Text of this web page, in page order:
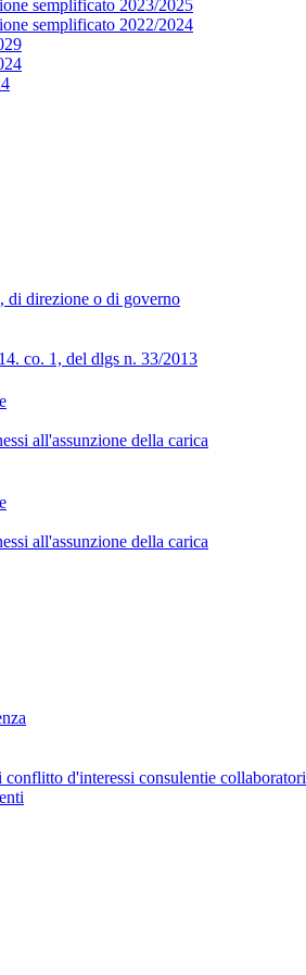
semplificato 2023/2025
semplificato 2022/2024
di direzione o di governo
co. 1, del dlgs n. 33/2013
all'assunzione della carica
all'assunzione della carica
d'interessi consulentie collaboratori